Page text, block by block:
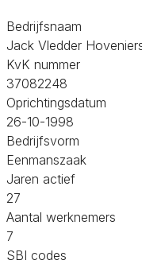
Bedrijfsnaam
Jack Vledder
KvK nummer
37082248
Oprichtingsdatum
26-10-1998
Bedrijfsvorm
Eenmanszaak
Jaren actief
27
Aantal werknemers
7
SBI codes